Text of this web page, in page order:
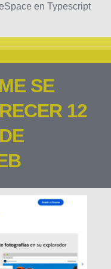
en Typescript
SE
12